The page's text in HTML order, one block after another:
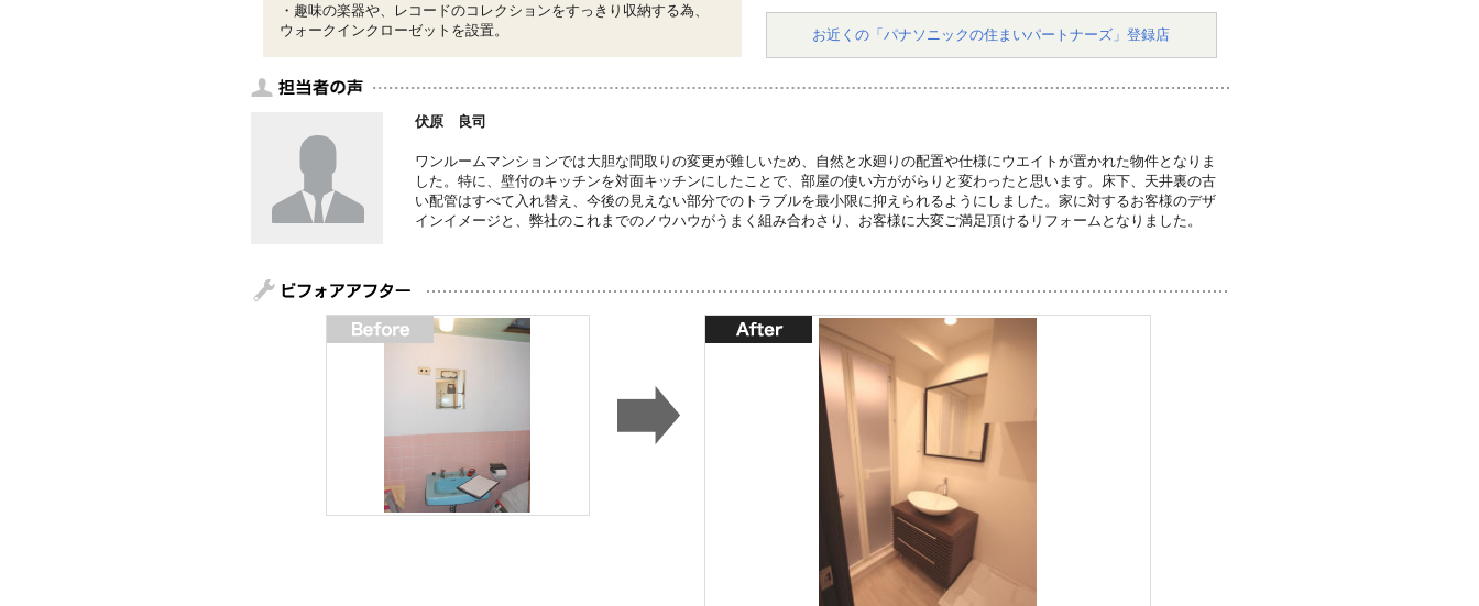
お近くの「パナソニックの住まいパートナーズ」登録店
・趣味の楽器や、レコードのコレクションをすっきり収納する為、
ウォークインクローゼットを設置。
伏原 良司
ワンルームマンションでは大胆な間取りの変更が難しいため、自然と水廻りの配置や仕様にウエイトが置かれた物件となりま
した。特に、壁付のキッチンを対面キッチンにしたことで、部屋の使い方ががらりと変わったと思います。床下、天井裏の古
い配管はすべて入れ替え、今後の見えない部分でのトラブルを最小限に抑えられるようにしました。家に対するお客様のデザ
インイメージと、弊社のこれまでのノウハウがうまく組み合わさり、お客様に大変ご満足頂けるリフォームとなりました。